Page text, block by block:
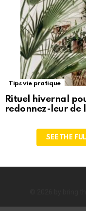
Tips vie pratique
Rituel hivernal
redonnez-leur de
SEE THE